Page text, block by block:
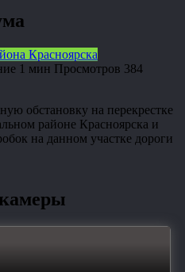
Красноярска
1 мин Просмотров 384
обстановку на перекрестке
районе Красноярска и
на данном участке дороги